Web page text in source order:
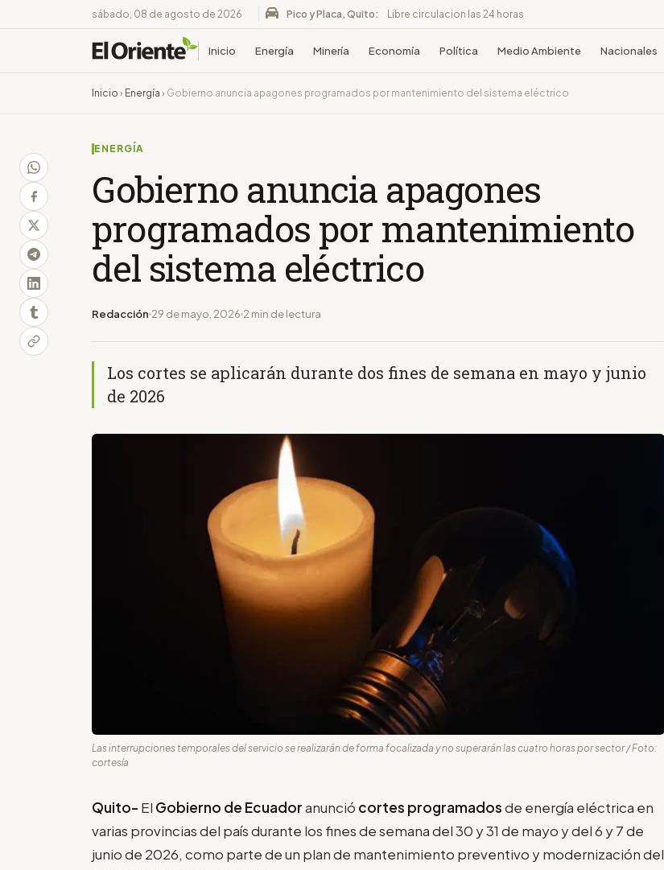
sábado, 08 de agosto de 2026 Pico y Placa, Quito: Libre circulacion las 24 horas
Inicio Energía Minería Economía Política Medio Ambiente Nacionales
Inicio › Energía › Gobierno anuncia apagones programados por mantenimiento del sistema eléctrico
ENERGÍA
Gobierno anuncia apagones
programados por mantenimiento
del sistema eléctrico
Redacción 29 de mayo, 2026 2 min de lectura
Los cortes se aplicarán durante dos fines de semana en mayo y junio
de 2026
Las interrupciones temporales del servicio se realizarán de forma focalizada y no superarán las cuatro horas por sector / Foto:
cortesía
Quito- El Gobierno de Ecuadoranunció cortes programadosde energía eléctrica en
varias provincias del país durante los fines de semana del 30 y 31 de mayo y del 6 y 7 de
junio de 2026, como parte de un plan de mantenimiento preventivo y modernización del